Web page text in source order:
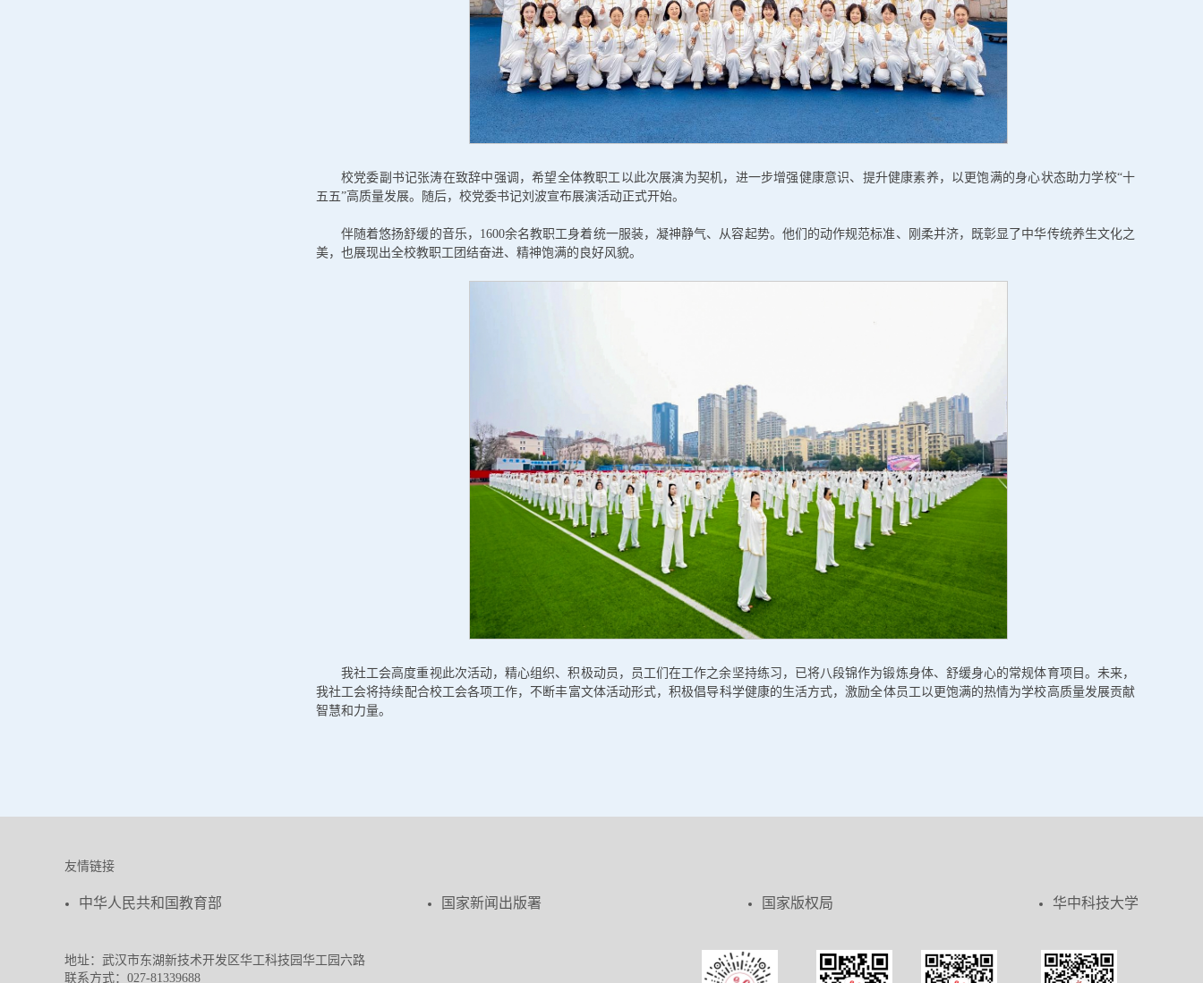
校党委副书记张涛在致辞中强调，希望全体教职工以此次展演为契机，进一步增强健康意识、提升健康素养，以更饱满的身心状态助力学校“十
五五”高质量发展。随后，校党委书记刘波宣布展演活动正式开始。
伴随着悠扬舒缓的音乐，1600余名教职工身着统一服装，凝神静气、从容起势。他们的动作规范标准、刚柔并济，既彰显了中华传统养生文化之
美，也展现出全校教职工团结奋进、精神饱满的良好风貌。
我社工会高度重视此次活动，精心组织、积极动员，员工们在工作之余坚持练习，已将八段锦作为锻炼身体、舒缓身心的常规体育项目。未来，
我社工会将持续配合校工会各项工作，不断丰富文体活动形式，积极倡导科学健康的生活方式，激励全体员工以更饱满的热情为学校高质量发展贡献
智慧和力量。
友情链接
中华人民共和国教育部 国家新闻出版署 国家版权局 华中科技大学
地址：武汉市东湖新技术开发区华工科技园华工园六路
联系方式：027-81339688